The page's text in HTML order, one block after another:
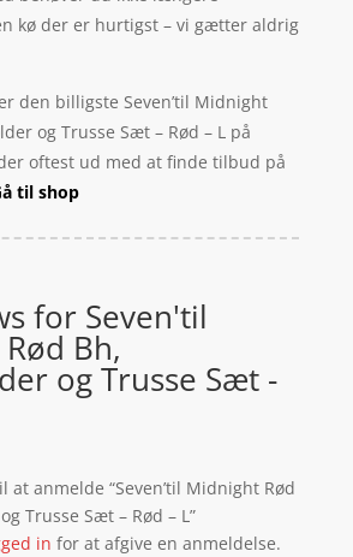
kø der er hurtigst – vi gætter aldrig
den billigste Seven’til Midnight
og Trusse Sæt – Rød – L på
oftest ud med at finde tilbud på
til shop
for Seven'til
Bh,
og Trusse Sæt -
anmelde “Seven’til Midnight Rød
Trusse Sæt – Rød – L”
in for at afgive en anmeldelse.